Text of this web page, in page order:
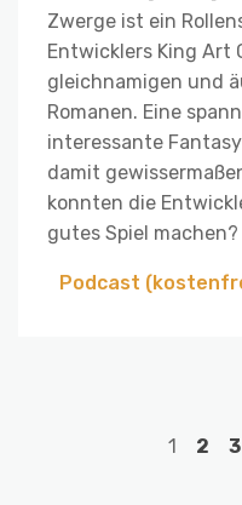
Zwerge ist ein
Entwicklers King Art
gleichnamigen und
Romanen. Eine
interessante
damit
konnten die
gutes Spiel
Podcast
1 2 3